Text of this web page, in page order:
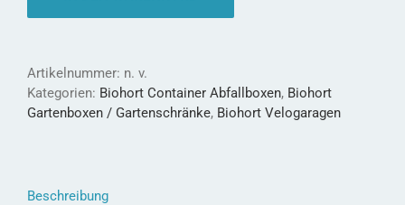
sein
Menge
Artikelnummer: n. v.
Kategorien: Biohort Container Abfallboxen, Biohort
Gartenboxen / Gartenschränke, Biohort Velogaragen
Beschreibung